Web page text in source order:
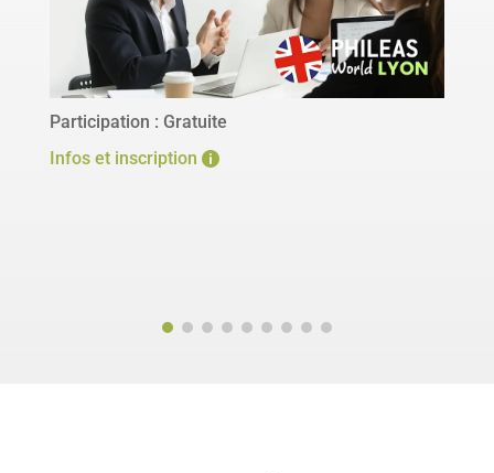
Participation : Gratuite
Infos et inscription 